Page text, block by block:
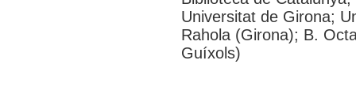
Universitat de Girona;
Rahola (Girona); B.
Guíxols)